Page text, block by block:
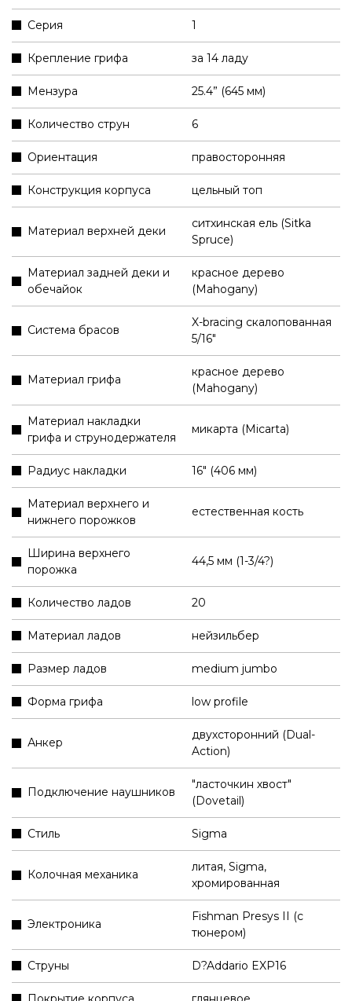
Серия 1
Крепление грифа за 14 ладу
Мензура 25.4” (645 мм)
Количество струн 6
Ориентация правосторонняя
Конструкция корпуса цельный топ
Материал верхней деки
ситхинская ель (Sitka
Spruce)
Материал задней деки и
обечайок
красное дерево
(Mahogany)
Система брасов
X-bracing скалопованная
5/16"
Материал грифа
красное дерево
(Mahogany)
Материал накладки
грифа и струнодержателя
микарта (Micarta)
Радиус накладки 16" (406 мм)
Материал верхнего и
нижнего порожков
естественная кость
Ширина верхнего
порожка
44,5 мм (1-3/4?)
Количество ладов 20
Материал ладов нейзильбер
Размер ладов medium jumbo
Форма грифа low profile
Анкер
двухсторонний (Dual-
Action)
Подключение наушников
"ласточкин хвост"
(Dovetail)
Стиль Sigma
Колочная механика
литая, Sigma,
хромированная
Электроника
Fishman Presys II (с
тюнером)
Струны D?Addario EXP16